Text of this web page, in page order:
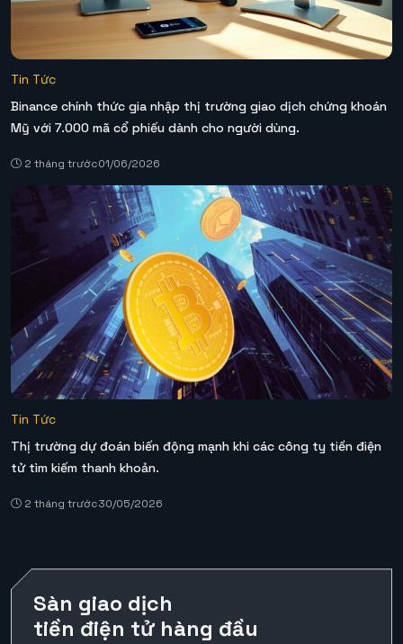
Tin Tức
Binance chính thức gia nhập thị trường giao dịch chứng khoán
Mỹ với 7.000 mã cổ phiếu dành cho người dùng.
2 tháng trước01/06/2026
Tin Tức
Thị trường dự đoán biến động mạnh khi các công ty tiền điện
tử tìm kiếm thanh khoản.
2 tháng trước30/05/2026
Sàn giao dịch
tiền điện tử hàng đầu